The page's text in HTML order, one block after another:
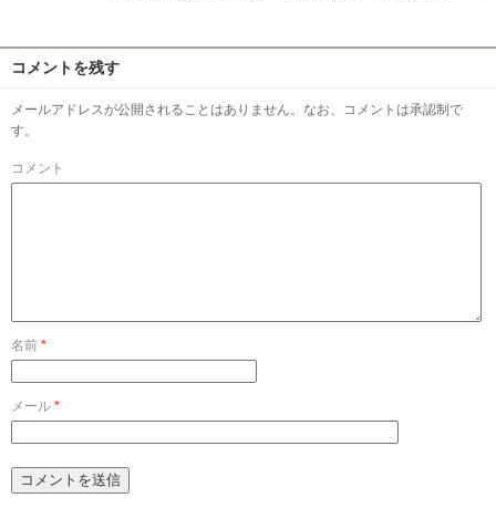
コメントを残す
メールアドレスが公開されることはありません。なお、コメントは承認制で
す。
コメント
名前 *
メール *